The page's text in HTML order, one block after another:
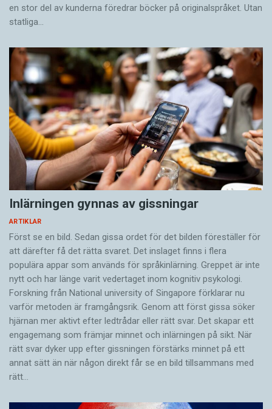
en stor del av kunderna föredrar böcker på originalspråket. Utan
statliga…
Inlärningen gynnas av gissningar
ARTIKLAR
Först se en bild. Sedan gissa ordet för det bilden föreställer för
att därefter få det rätta svaret. Det inslaget finns i flera
populära appar som används för språkinlärning. Greppet är inte
nytt och har länge varit vedertaget inom kognitiv psykologi.
Forskning från National university of Singa­pore förklarar nu
varför metoden är framgångsrik. Genom att först gissa ­söker
hjärnan mer aktivt ­efter ledtrådar eller rätt svar. Det skapar ett
engagemang som främjar minnet och inlärningen på sikt. När
rätt svar dyker upp efter gissningen förstärks minnet på ett
annat sätt än när någon direkt får se en bild tillsammans med
rätt…